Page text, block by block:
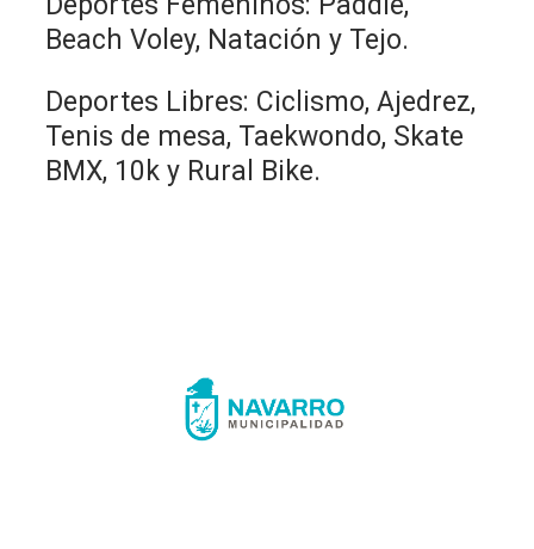
Beach Voley, Natación y Tejo.
Deportes Libres: Ciclismo, Ajedrez,
Tenis de mesa, Taekwondo, Skate
BMX, 10k y Rural Bike.